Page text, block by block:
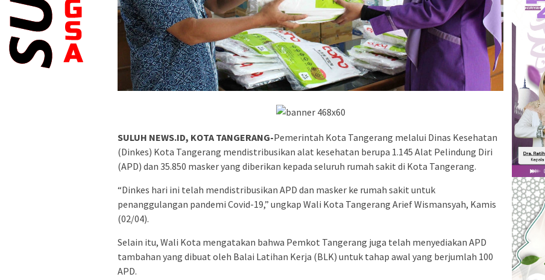
SULUH NEWS.ID, KOTA TANGERANG-Pemerintah Kota Tangerang melalui Dinas Kesehatan
(Dinkes) Kota Tangerang mendistribusikan alat kesehatan berupa 1.145 Alat Pelindung Diri
(APD) dan 35.850 masker yang diberikan kepada seluruh rumah sakit di Kota Tangerang.
“Dinkes hari ini telah mendistribusikan APD dan masker ke rumah sakit untuk
penanggulangan pandemi Covid-19,” ungkap Wali Kota Tangerang Arief Wismansyah, Kamis
(02/04).
Selain itu, Wali Kota mengatakan bahwa Pemkot Tangerang juga telah menyediakan APD
tambahan yang dibuat oleh Balai Latihan Kerja (BLK) untuk tahap awal yang berjumlah 100
APD.